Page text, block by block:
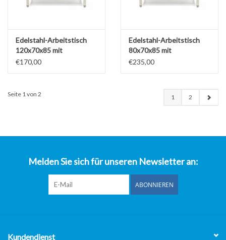
Edelstahl-Arbeitstisch
120x70x85 mit
Bodenplatte und
€170,00
Edelstahl-Arbeitstisch
80x70x85 mit
Bodenplatte und
€235,00
Seite 1 von 2 1 2
Melden Sie sich für unseren Newsletter an:
ABONNIEREN
Kundendienst